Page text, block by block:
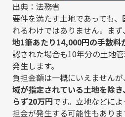
出典：法務省
要件を満たす土地であっても
れるわけではありません。まず、
地1筆あたり14,000円の手数料
認された場合も10年分の土地
発生します。
負担金額は一概にいえませんが
域が指定されている土地を除
らず20万円です。立地などに
担金が発生する可能性もありま